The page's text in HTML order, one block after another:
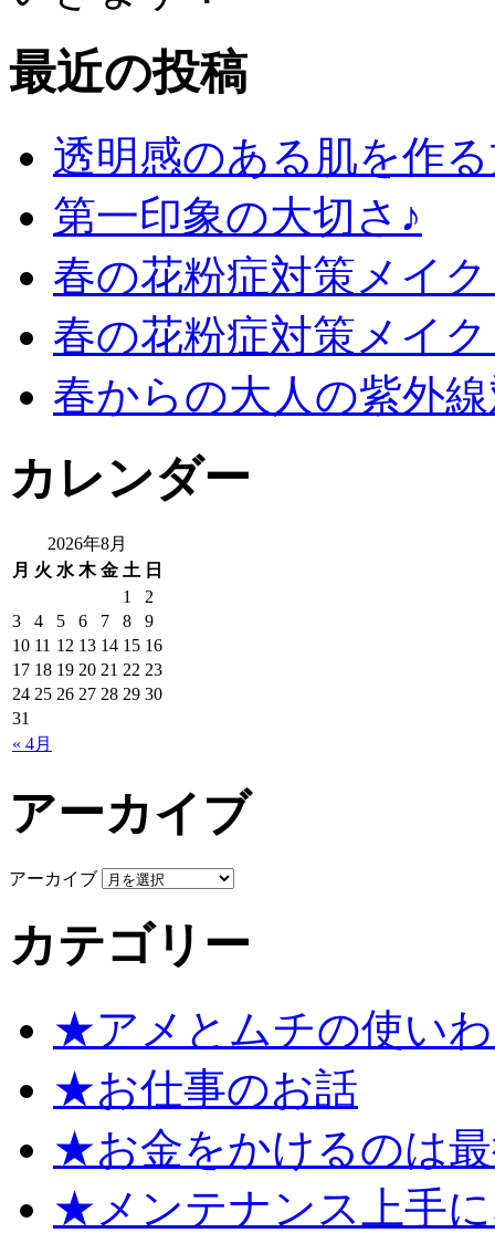
最近の投稿
透明感のある肌を作
第一印象の大切さ♪
春の花粉症対策メイク
春の花粉症対策メイ
春からの大人の紫外
カレンダー
2026年8月
月 火 水 木 金 土 日
« 4月
1
2
3
4 5 6 7 8
9
10 11 12 13 14 15 16
17 18 19 20 21 22 23
24 25 26 27 28 29 30
31
アーカイブ
アーカイブ
カテゴリー
★アメとムチの使い
★お仕事のお話
★お金をかけるのは
★メンテナンス上手